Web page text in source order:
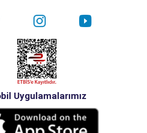
Uygulamalarımız